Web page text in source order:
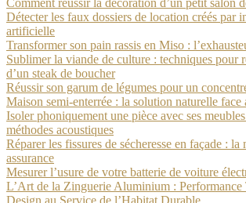
Comment réussir la décoration d’un petit salon
Détecter les faux dossiers de location créés par
artificielle
Transformer son pain rassis en Miso :
Sublimer la viande de culture : techniques pour
d’un steak de boucher
Réussir son garum de légumes pour un
Maison semi-enterrée : la solution naturelle face
Isoler phoniquement une pièce avec ses
méthodes acoustiques
Réparer les fissures de sécheresse en façade : la
assurance
Mesurer l’usure de votre batterie de voiture
L’Art de la Zinguerie Aluminium : Performance
Design au Service de l’Habitat Durable